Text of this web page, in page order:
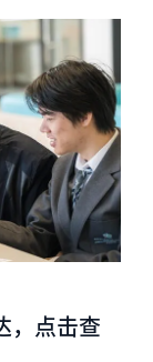
，点击查